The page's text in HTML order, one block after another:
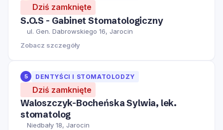
Dziś zamknięte
S.O.S - Gabinet Stomatologiczny
ul. Gen. Dabrowskiego 16, Jarocin
Zobacz szczegóły
5 DENTYŚCI I STOMATOLODZY
Dziś zamknięte
Waloszczyk-Bocheńska Sylwia, lek.
stomatolog
Niedbały 18, Jarocin